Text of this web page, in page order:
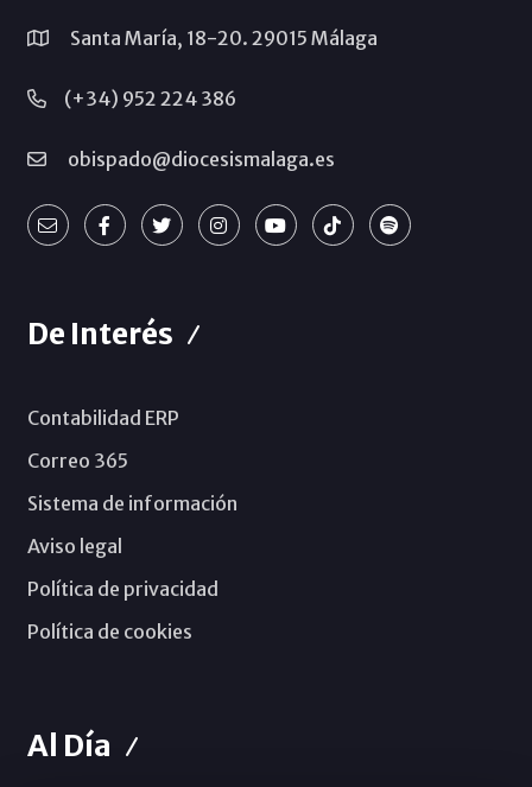
Santa María, 18-20. 29015 Málaga
(+34) 952 224 386
obispado@diocesismalaga.es
De Interés
Contabilidad ERP
Correo 365
Sistema de información
Aviso legal
Política de privacidad
Política de cookies
Al Día